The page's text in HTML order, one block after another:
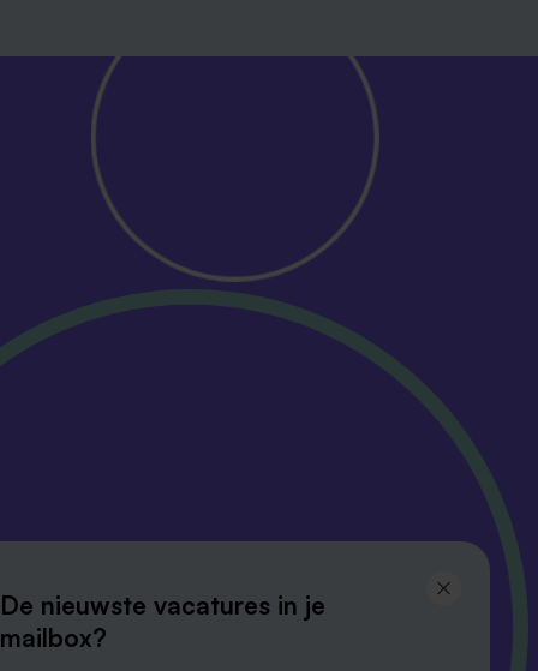
blijf op de hoogte
De nieuwste vacatures in je
mailbox?